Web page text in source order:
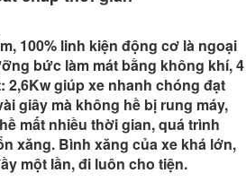
100% linh kiện động cơ là ngoại
bức làm mát bằng không khí, 4
2,6Kw giúp xe nhanh chóng đạt
giây mà không hề bị rung máy,
mất nhiều thời gian, quá trình
xăng. Bình xăng của xe khá lớn,
một lần, đi luôn cho tiện.